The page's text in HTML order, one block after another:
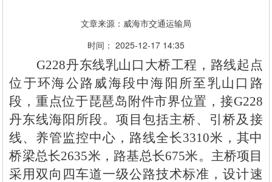
文章来源：威海市交通运输局
时间： 2025-12-17 14:35
G228丹东线乳山口大桥工程，路线起点
位于环海公路威海段中海阳所至乳山口路
段，重点位于琵琶岛附件市界位置，接G228
丹东线海阳所段。项目包括主桥、引桥及接
线、养管监控中心，路线全长3310米，其中
桥梁总长2635米，路基总长675米。主桥项目
采用双向四车道一级公路技术标准，设计速